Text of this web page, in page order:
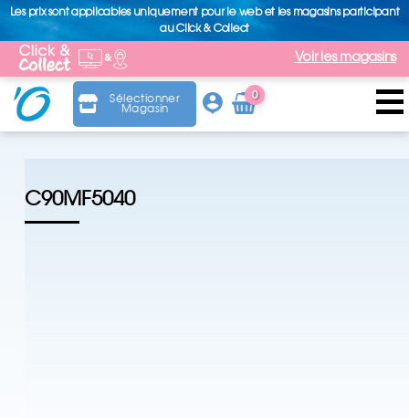
Les prix sont applicables uniquement pour le web et les magasins participant
au Click & Collect
Voir les magasins
Sélectionner
Magasin
0
Arti
cle
C90MF5040